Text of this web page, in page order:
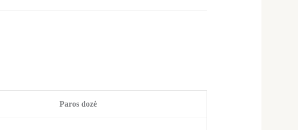
Paros dozė